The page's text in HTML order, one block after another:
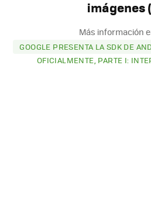
imágenes
Más información
GOOGLE PRESENTA LA SDK DE
OFICIALMENTE, PARTE I: